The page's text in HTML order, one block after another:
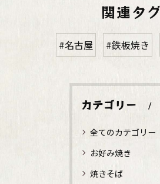
関連タ
#名古屋 #鉄板焼き
カテゴリー
全てのカテゴリー
お好み焼き
焼きそば